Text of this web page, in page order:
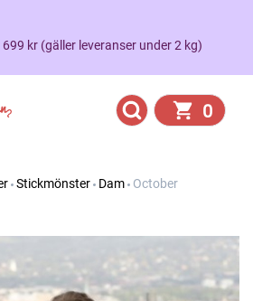
kr (gäller leveranser under 2 kg)
0
Stickmönster Dam October